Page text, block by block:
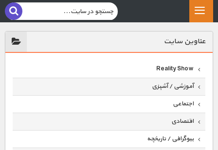
عناوين سايت
Reality Show
آموزشی / آشپزی
اجتماعی
اقتصادی
بیوگرافی / تاریخچه